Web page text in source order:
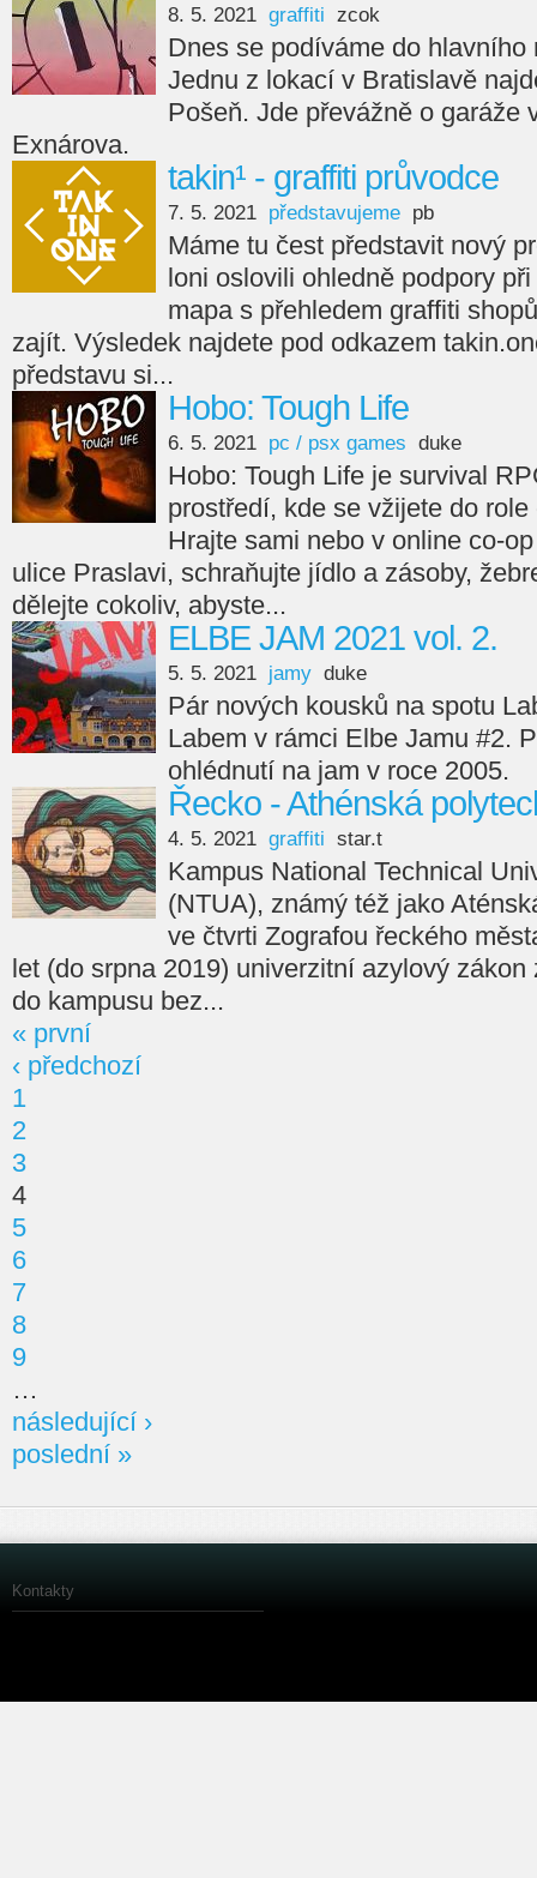
8. 5. 2021 graffiti zcok
Dnes se podíváme do hlavního
Jednu z lokací v Bratislavě
Pošeň. Jde převážně o garáže
Exnárova.
takin¹ - graffiti průvodce
7. 5. 2021 představujeme pb
Máme tu čest představit nový
loni oslovili ohledně podpory
mapa s přehledem graffiti
zajít. Výsledek najdete pod odkazem
představu si...
Hobo: Tough Life
6. 5. 2021 pc / psx games duke
Hobo: Tough Life je survival
prostředí, kde se vžijete do
Hrajte sami nebo v online co-
ulice Praslavi, schraňujte jídlo a zásoby,
dělejte cokoliv, abyste...
ELBE JAM 2021 vol. 2.
5. 5. 2021 jamy duke
Pár nových kousků na spotu
Labem v rámci Elbe Jamu #2.
ohlédnutí na jam v roce 2005.
Řecko - Athénská
4. 5. 2021 graffiti star.t
Kampus National Technical
(NTUA), známý též jako
ve čtvrti Zografou řeckého
let (do srpna 2019) univerzitní azylový
do kampusu bez...
« první
‹ předchozí
1
2
3
4
5
6
7
8
9
…
následující ›
poslední »
Kontakty